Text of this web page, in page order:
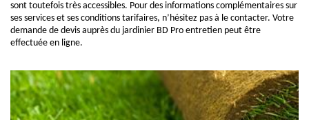
sont toutefois très accessibles. Pour des informations complémentaires sur
ses services et ses conditions tarifaires, n’hésitez pas à le contacter. Votre
demande de devis auprès du jardinier BD Pro entretien peut être
effectuée en ligne.